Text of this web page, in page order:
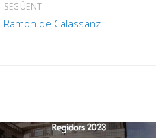
SEGÜENT
de Calassanz